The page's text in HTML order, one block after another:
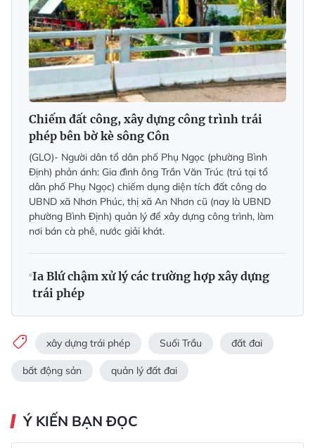
Chiếm đất công, xây dựng công trình trái
phép bên bờ kè sông Côn
(GLO)- Người dân tổ dân phố Phụ Ngọc (phường Bình
Định) phản ánh: Gia đình ông Trần Văn Trúc (trú tại tổ
dân phố Phụ Ngọc) chiếm dụng diện tích đất công do
UBND xã Nhơn Phúc, thị xã An Nhơn cũ (nay là UBND
phường Bình Định) quản lý để xây dựng công trình, làm
nơi bán cà phê, nước giải khát.
Ia Blứ chậm xử lý các trường hợp xây dựng
trái phép
xây dựng trái phép Suối Trầu đất đai
bất động sản quản lý đất đai
Ý KIẾN BẠN ĐỌC